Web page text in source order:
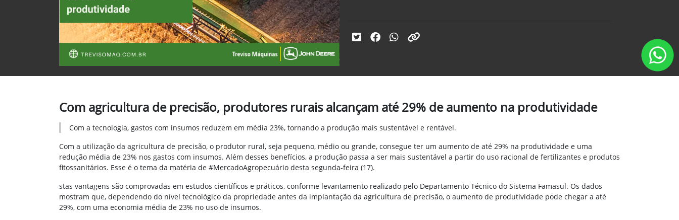
Com agricultura de precisão, produtores rurais alcançam até 29% de aumento na produtividade
Com a tecnologia, gastos com insumos reduzem em média 23%, tornando a produção mais sustentável e rentável.
Com a utilização da agricultura de precisão, o produtor rural, seja pequeno, médio ou grande, consegue ter um aumento de até 29% na produtividade e uma
redução média de 23% nos gastos com insumos. Além desses benefícios, a produção passa a ser mais sustentável a partir do uso racional de fertilizantes e produtos
fitossanitários. Esse é o tema da matéria de #MercadoAgropecuário desta segunda-feira (17).
stas vantagens são comprovadas em estudos científicos e práticos, conforme levantamento realizado pelo Departamento Técnico do Sistema Famasul. Os dados
mostram que, dependendo do nível tecnológico da propriedade antes da implantação da agricultura de precisão, o aumento de produtividade pode chegar a até
29%, com uma economia média de 23% no uso de insumos.